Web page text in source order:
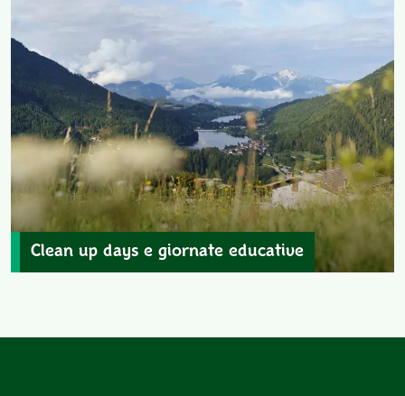
Clean up days e giornate educative